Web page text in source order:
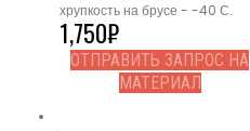
хрупкость на брусе - -40 С.
1,750₽
ОТПРАВИТЬ ЗАПРОС НА
МАТЕРИАЛ